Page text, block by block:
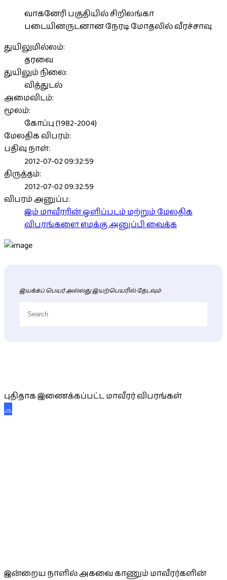
வாகனேரி பகுதியில் சிறிலங்கா
படையினருடனான நேரடி மோதலில் வீரச்சாவு
துயிலுமில்லம்:
தரவை
துயிலும் நிலை:
வித்துடல்
அமைவிடம்:
மூலம்:
கோப்பு (1982-2004)
மேலதிக விபரம்:
பதிவு நாள்:
2012-07-02 09:32:59
திருத்தம்:
2012-07-02 09:32:59
விபரம் அனுப்ப:
இம் மாவீரரின் ஒளிப்படம் மற்றும் மேலதிக
விபரங்களை எமக்கு அனுப்பி வைக்க
இயக்கப் பெயர் அல்லது இயற்பெயரில் தேடவும்
புதிதாக இணைக்கப்பட்ட மாவீரர் விபரங்கள்
→
இன்றைய நாளில் அகவை காணும் மாவீரர்களின்